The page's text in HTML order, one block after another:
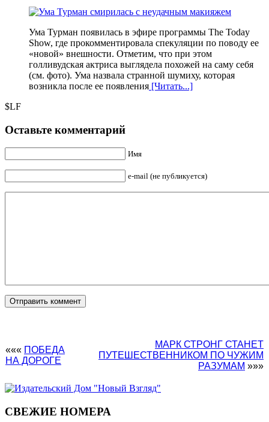
Ума Турман появилась в эфире программы The Today
Show, где прокомментировала спекуляции по поводу ее
«новой» внешности. Отметим, что при этом
голливудская актриса выглядела похожей на саму себя
(см. фото). Ума назвала странной шумиху, которая
возникла после ее появления [Читать...]
$LF
Оставьте комментарий
Имя
e-mail (не публикуется)
««« ПОБЕДА
НА ДОРОГЕ
МАРК СТРОНГ СТАНЕТ
ПУТЕШЕСТВЕННИКОМ ПО ЧУЖИМ
РАЗУМАМ »»»
СВЕЖИЕ НОМЕРА